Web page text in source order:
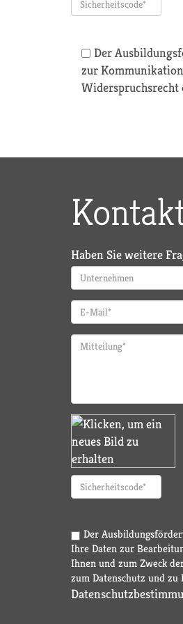
Der
zur
Widerspruchsrecht
Haben Sie weitere
Der
Ihre Daten zur
Ihnen und zum Zweck
zum Datenschutz und